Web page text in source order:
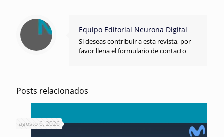
Equipo Editorial Neurona Digital
Si deseas contribuir a esta revista, por
favor llena el formulario de contacto
Posts relacionados
agosto 6, 2026